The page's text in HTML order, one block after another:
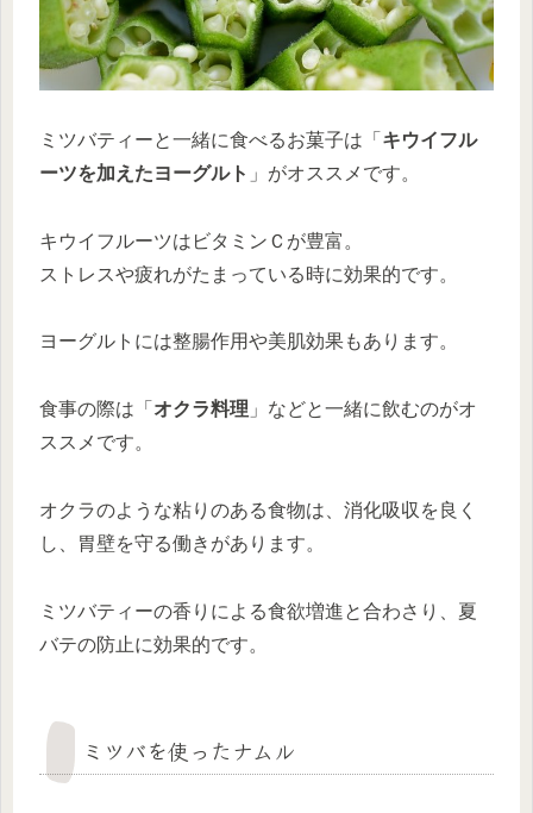
ミツバティーと一緒に食べるお菓子は「 キウイフル
ーツを加えたヨーグルト 」がオススメです。
キウイフルーツはビタミンＣが豊富。
ストレスや疲れがたまっている時に効果的です。
ヨーグルトには整腸作用や美肌効果もあります。
食事の際は「 オクラ料理 」などと一緒に飲むのがオ
ススメです。
オクラのような粘りのある食物は、消化吸収を良く
し、胃壁を守る働きがあります。
ミツバティーの香りによる食欲増進と合わさり、夏
バテの防止に効果的です。
ミツバを使ったナムル